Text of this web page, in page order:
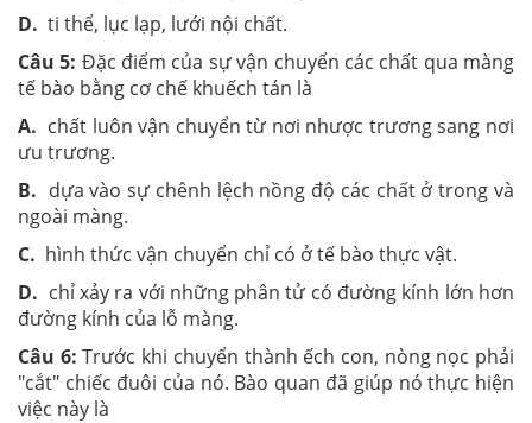
D. ti thể, lục lạp, lưới nội chất.
Câu 5: Đặc điểm của sự vận chuyển các chất qua màng
tế bào bằng cơ chế khuếch tán là
A. chất luôn vận chuyển từ nơi nhược trương sang nơi
ưu trương.
B. dựa vào sự chênh lệch nồng độ các chất ở trong và
ngoài màng.
C. hình thức vận chuyển chỉ có ở tế bào thực vật.
D. chỉ xảy ra với những phân tử có đường kính lớn hơn
đường kính của lỗ màng.
Câu 6:Trước khi chuyển thành ếch con, nòng nọc phải
"cắt" chiếc đuôi của nó. Bào quan đã giúp nó thực hiện
việc này là